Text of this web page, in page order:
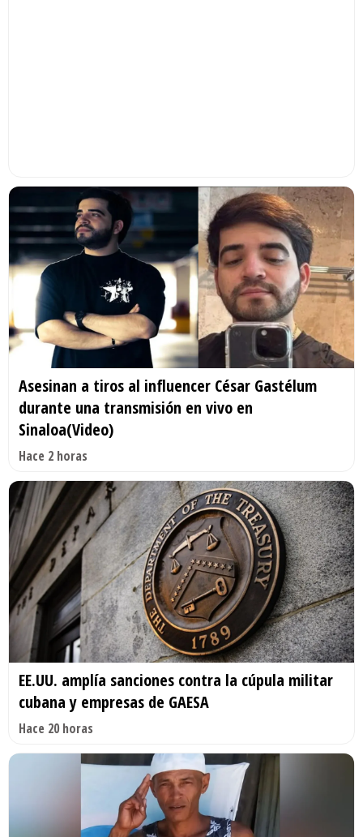
Asesinan a tiros al influencer César Gastélum
durante una transmisión en vivo en
Sinaloa(Video)
Hace 2 horas
EE.UU. amplía sanciones contra la cúpula militar
cubana y empresas de GAESA
Hace 20 horas